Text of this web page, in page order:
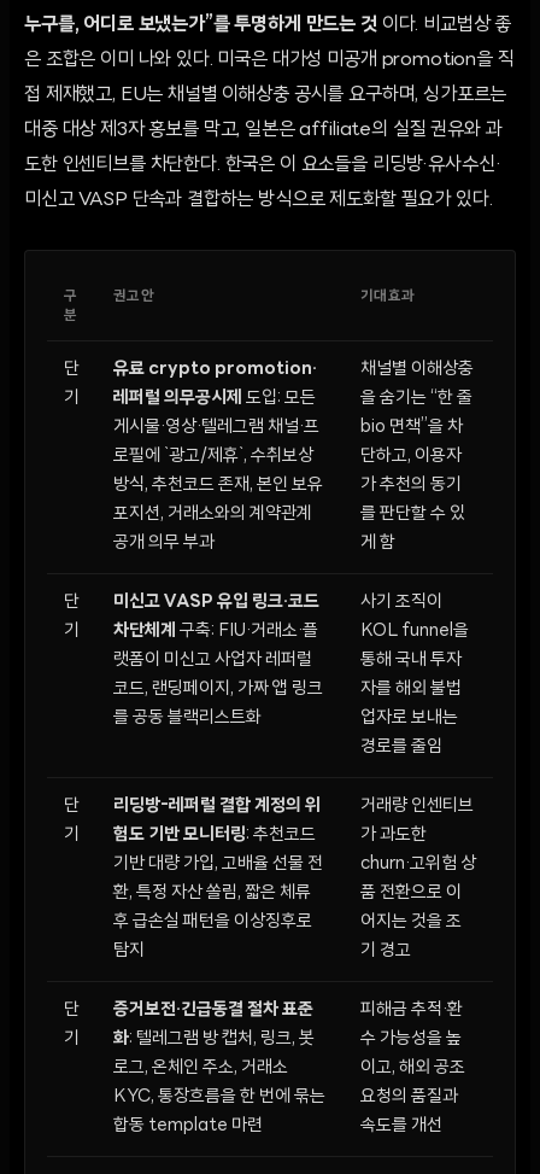
누구를, 어디로 보냈는가”를 투명하게 만드는 것 이다. 비교법상 좋
은 조합은 이미 나와 있다. 미국은 대가성 미공개 promotion을 직
접 제재했고, EU는 채널별 이해상충 공시를 요구하며, 싱가포르는
대중 대상 제3자 홍보를 막고, 일본은 affiliate의 실질 권유와 과
도한 인센티브를 차단한다. 한국은 이 요소들을 리딩방·유사수신·
미신고 VASP 단속과 결합하는 방식으로 제도화할 필요가 있다.
구
분
권고안 기대효과
단
기
유료 crypto promotion·
레퍼럴 의무공시제 도입: 모든
게시물·영상·텔레그램 채널·프
로필에 `광고/제휴`, 수취보상
방식, 추천코드 존재, 본인 보유
포지션, 거래소와의 계약관계
공개 의무 부과
채널별 이해상충
을 숨기는 “한 줄
bio 면책”을 차
단하고, 이용자
가 추천의 동기
를 판단할 수 있
게 함
단
기
미신고 VASP 유입 링크·코드
차단체계 구축: FIU·거래소·플
랫폼이 미신고 사업자 레퍼럴
코드, 랜딩페이지, 가짜 앱 링크
를 공동 블랙리스트화
사기 조직이
KOL funnel을
통해 국내 투자
자를 해외 불법
업자로 보내는
경로를 줄임
단
기
리딩방-레퍼럴 결합 계정의 위
험도 기반 모니터링: 추천코드
기반 대량 가입, 고배율 선물 전
환, 특정 자산 쏠림, 짧은 체류
후 급손실 패턴을 이상징후로
탐지
거래량 인센티브
가 과도한
churn·고위험 상
품 전환으로 이
어지는 것을 조
기 경고
단
기
증거보전·긴급동결 절차 표준
화: 텔레그램 방 캡처, 링크, 봇
로그, 온체인 주소, 거래소
KYC, 통장흐름을 한 번에 묶는
합동 template 마련
피해금 추적·환
수 가능성을 높
이고, 해외 공조
요청의 품질과
속도를 개선